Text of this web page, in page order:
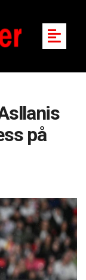
på